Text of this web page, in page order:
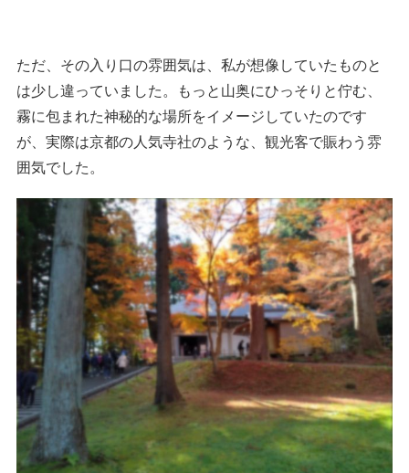
ただ、その入り口の雰囲気は、私が想像していたものと
は少し違っていました。もっと山奥にひっそりと佇む、
霧に包まれた神秘的な場所をイメージしていたのです
が、実際は京都の人気寺社のような、観光客で賑わう雰
囲気でした。